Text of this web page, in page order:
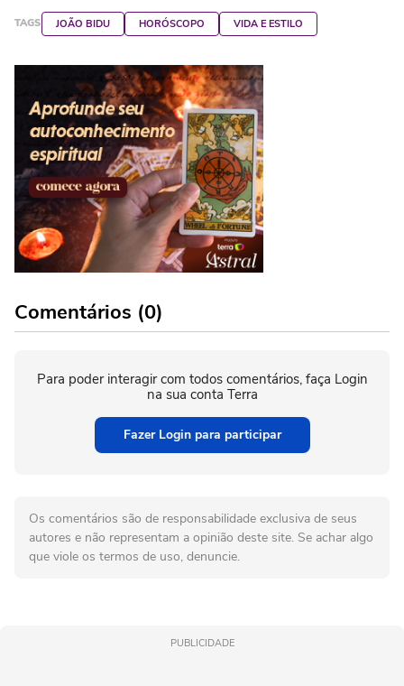
TAGS JOÃO BIDU HORÓSCOPO VIDA E ESTILO
Comentários (0)
Para poder interagir com todos comentários, faça Login
na sua conta Terra
Fazer Login para participar
Os comentários são de responsabilidade exclusiva de seus
autores e não representam a opinião deste site. Se achar algo
que viole os termos de uso, denuncie.
PUBLICIDADE